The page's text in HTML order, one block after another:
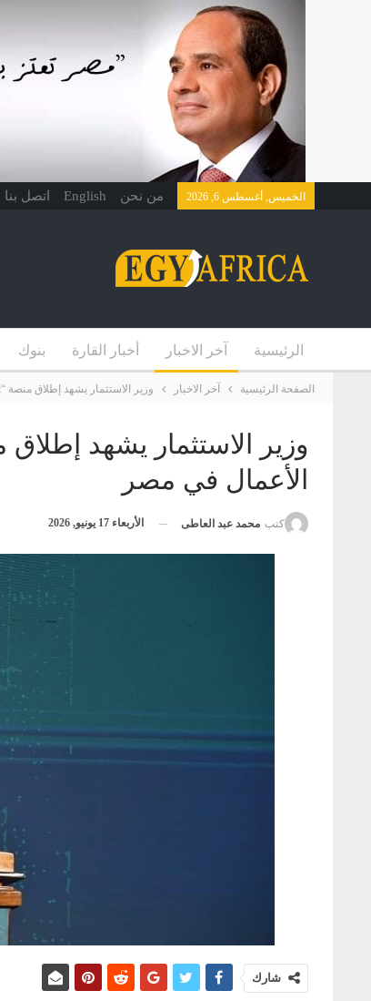
الخميس, أغسطس 6, 2026 من نحن English اتصل بنا
الرئيسية آخر الاخبار أخبار القارة بنوك
الصفحة الرئيسية آخر الاخبار وزير الاستثمار يشهد إطلاق منصة “Startup Egypt” لدعم ريادة الأعمال في مصر
الأعمال في مصر
كتب محمد عبد العاطى الأربعاء 17 يونيو, 2026
شارك